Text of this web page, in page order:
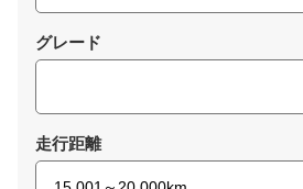
グレード
走行距離